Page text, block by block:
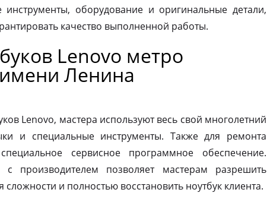
инструменты, оборудование и оригинальные детали,
качество выполненной работы.
Lenovo метро
Ленина
Lenovo, мастера используют весь свой многолетний
и специальные инструменты. Также для ремонта
сервисное программное обеспечение.
с производителем позволяет мастерам разрешить
и полностью восстановить ноутбук клиента.